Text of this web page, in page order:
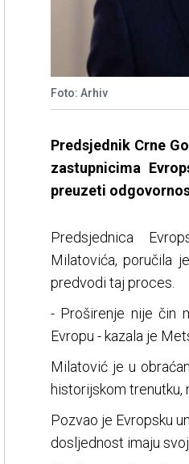
Foto: Arhiv
Predsjednik Crne
zastupnicima
preuzeti
Predsjednica
Milatovića, poručila
predvodi taj proces.
- Proširenje nije čin
Evropu - kazala je
Milatović je u
historijskom trenutku,
Pozvao je Evropsku
dosljednost imaju